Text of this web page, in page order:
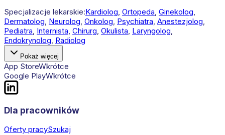
Specjalizacje lekarskie:Kardiolog Ortopeda Ginekolog
Dermatolog Neurolog Onkolog Psychiatra Anestezjolog
Pediatra Internista Chirurg Okulista Laryngolog
Endokrynolog Radiolog
Pokaż więcej
App StoreWkrótce
Google PlayWkrótce
Dla pracowników
Oferty pracySzukaj